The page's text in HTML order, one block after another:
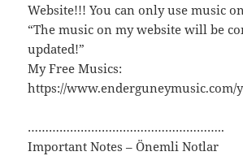
Website!!! You can only use music
“The music on my website will be
updated!”
My Free Musics:
https://www.enderguneymusic.com/
………………………………………………..
Important Notes – Önemli Notlar